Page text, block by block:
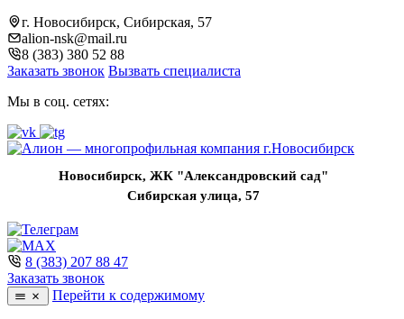
г. Новосибирск, Сибирская, 57
alion-nsk@mail.ru
8 (383) 380 52 88
Заказать звонок Вызвать специалиста
Мы в соц. сетях:
Новосибирск, ЖК "Александровский сад"
Сибирская улица, 57
8 (383) 207 88 47
Заказать звонок
Перейти к содержимому